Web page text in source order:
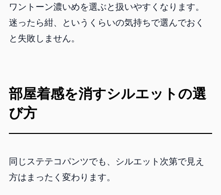
ワントーン濃いめを選ぶと扱いやすくなります。
迷ったら紺、というくらいの気持ちで選んでおく
と失敗しません。
部屋着感を消すシルエットの選
び方
同じステテコパンツでも、シルエット次第で見え
方はまったく変わります。